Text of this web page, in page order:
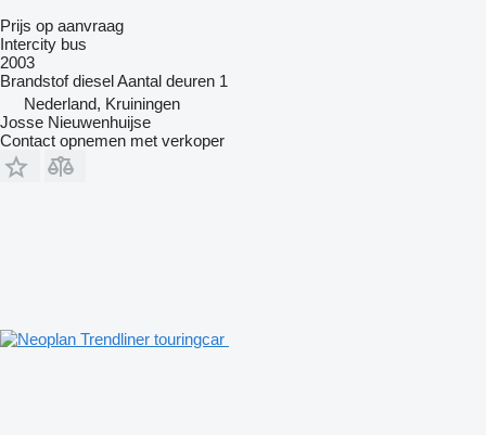
Prijs op aanvraag
Intercity bus
2003
Brandstof dieselAantal deuren 1
Nederland, Kruiningen
Josse Nieuwenhuijse
Contact opnemen met verkoper